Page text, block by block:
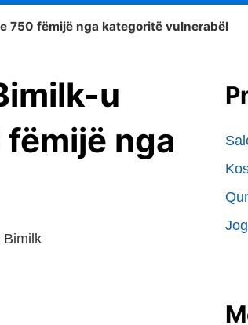
750 fëmijë nga kategoritë vulnerabël
u
nga
Bimilk